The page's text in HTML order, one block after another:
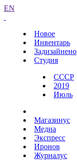
EN
Новое
Инвентарь
Задизайнено
Студия
СССР
2019
Июль
Магазинус
Медиа
Экспресс
Иронов
Журналус